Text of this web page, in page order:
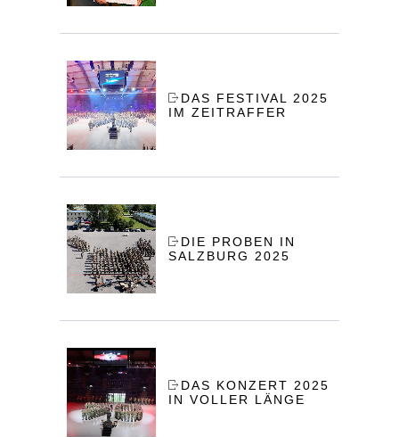
DAS FESTIVAL 2025
IM ZEITRAFFER
DIE PROBEN IN
SALZBURG 2025
DAS KONZERT 2025
IN VOLLER LÄNGE